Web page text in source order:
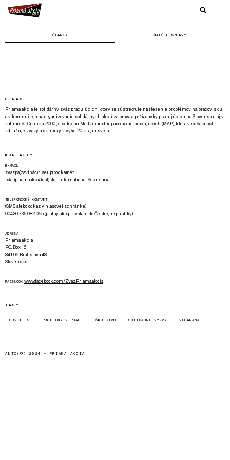
ČLÁNKY ĎALŠIE SPRÁVY
O NÁS
Priama akcia je solidárny zväz pracujúcich, ktorý sa sústreďuje na riešenie problémov na pracovisku
a v komunite, a na organizovanie solidárnych akcií za práva a požiadavky pracujúcich na Slovensku aj v
zahraničí. Od roku 2000 je sekciou Medzinárodnej asociácie pracujúcich (MAP), ktorá v súčasnosti
združuje zväzy a skupiny z vyše 20 krajín sveta.
KONTAKTY
E-MAIL
zvazpa(zavináč)riseup(bodka)net
is(at)priamaakcia(dot)sk - International Secretariat
TELEFONICKÝ KONTAKT
(SMS alebo odkaz v hlasovej schránke):
00420 735 082 065 (platby ako pri volaní do Českej republiky)
ADRESA
Priama akcia
P.O. Box 16
841 06 Bratislava 48
Slovensko
FACEBOOK www.facebook.com/Zvaz.Priama.akcia
TAGY
COVID-19 PROBLÉMY V PRÁCI ŠKOLSTVO SOLIDÁRNE VÝZVY VEGANANA
ANTI(©) 2024 - PRIAMA AKCIA